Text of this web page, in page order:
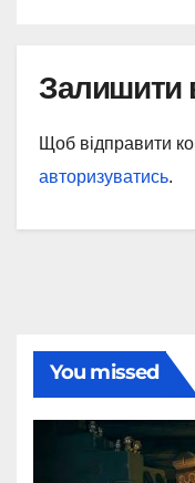
Залишити
Щоб відправити
авторизуватись.
You missed